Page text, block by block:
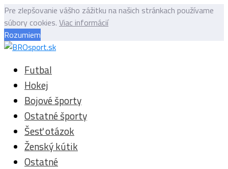
Pre zlepšovanie vášho zážitku na našich stránkach používame
súbory cookies. Viac informácií
Rozumiem
Futbal
Hokej
Bojové športy
Ostatné športy
Šesť otázok
Ženský kútik
Ostatné